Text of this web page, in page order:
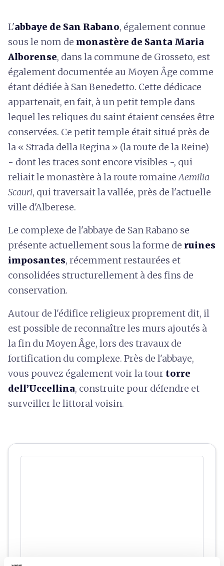
L'abbaye de San Rabano, également connue
sous le nom de monastère de Santa Maria
Alborense, dans la commune de Grosseto, est
également documentée au Moyen Âge comme
étant dédiée à San Benedetto. Cette dédicace
appartenait, en fait, à un petit temple dans
lequel les reliques du saint étaient censées être
conservées. Ce petit temple était situé près de
la « Strada della Regina » (la route de la Reine)
- dont les traces sont encore visibles -, qui
reliait le monastère à la route romaineAemilia
Scauri, qui traversait la vallée, près de l'actuelle
ville d'Alberese.
Le complexe de l'abbaye de San Rabano se
présente actuellement sous la forme de ruines
imposantes, récemment restaurées et
consolidées structurellement à des fins de
conservation.
Autour de l'édifice religieux proprement dit, il
est possible de reconnaître les murs ajoutés à
la fin du Moyen Âge, lors des travaux de
fortification du complexe. Près de l'abbaye,
vous pouvez également voir la tour torre
dell’Uccellina, construite pour défendre et
surveiller le littoral voisin.